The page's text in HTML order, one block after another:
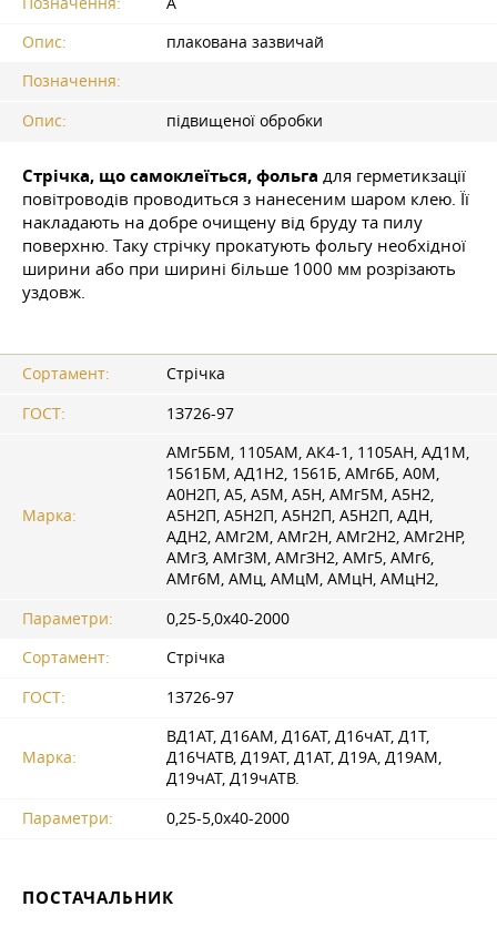
Опис:
плакована зазвичай
Позначення:
Опис:
підвищеної обробки
Стрічка, що самоклеїться, фольга для герметикзації
повітроводів проводиться з нанесеним шаром клею. Її
накладають на добре очищену від бруду та пилу
поверхню. Таку стрічку прокатують фольгу необхідної
ширини або при ширині більше 1000 мм розрізають
уздовж.
Сортамент:
Стрічка
ГОСТ:
1З726-97
Марка:
АМг5БМ, 1105АМ, АК4-1, 1105АН, АД1М,
1561БМ, АД1Н2, 1561Б, АМг6Б, А0М,
А0Н2П, А5, А5М, А5Н, АМг5М, А5Н2,
А5Н2П, А5Н2П, А5Н2П, А5Н2П, АДН,
АДН2, АМг2М, АМг2Н, АМг2Н2, АМг2НР,
АМгЗ, АМгЗМ, АМгЗН2, АМг5, АМг6,
АМг6М, АМц, АМцМ, АМцН, АМцН2,
Параметри:
0,25-5,0x40-2000
Сортамент:
Стрічка
ГОСТ:
1З726-97
Марка:
ВД1АТ, Д16АМ, Д16АТ, Д16чАТ, Д1Т,
Д16ЧАТВ, Д19АТ, Д1АТ, Д19А, Д19АМ,
Д19чАТ, Д19чАТВ.
Параметри:
0,25-5,0x40-2000
ПОСТАЧАЛЬНИК